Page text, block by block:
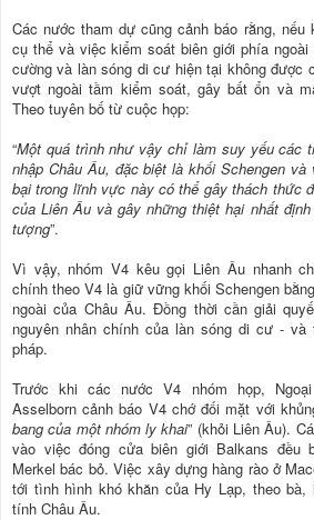
Các nước tham dự cũng cảnh báo rằng, nếu
cụ thể và việc kiểm soát biên giới phía
cường và làn sóng di cư hiện tại không được
vượt ngoài tầm kiểm soát, gây bất ổn và
Theo tuyên bố từ cuộc họp:
“Một quá trình như vậy chỉ làm suy yếu các
nhập Châu Âu, đặc biệt là khối Schengen
bại trong lĩnh vực này có thể gây thách thức
của Liên Âu và gây những thiệt hại nhất
tượng”.
Vì vậy, nhóm V4 kêu gọi Liên Âu nhanh
chính theo V4 là giữ vững khối Schengen
ngoài của Châu Âu. Đồng thời cần giải
nguyên nhân chính của làn sóng di cư -
pháp.
Trước khi các nước V4 nhóm họp, Ngoại
Asselborn cảnh báo V4 chớ đối mặt với
bang của một nhóm ly khai” (khỏi Liên Âu).
vào việc đóng cửa biên giới Balkans đều
Merkel bác bỏ. Việc xây dựng hàng rào ở
tới tình hình khó khăn của Hy Lạp, theo bà,
tính Châu Âu.